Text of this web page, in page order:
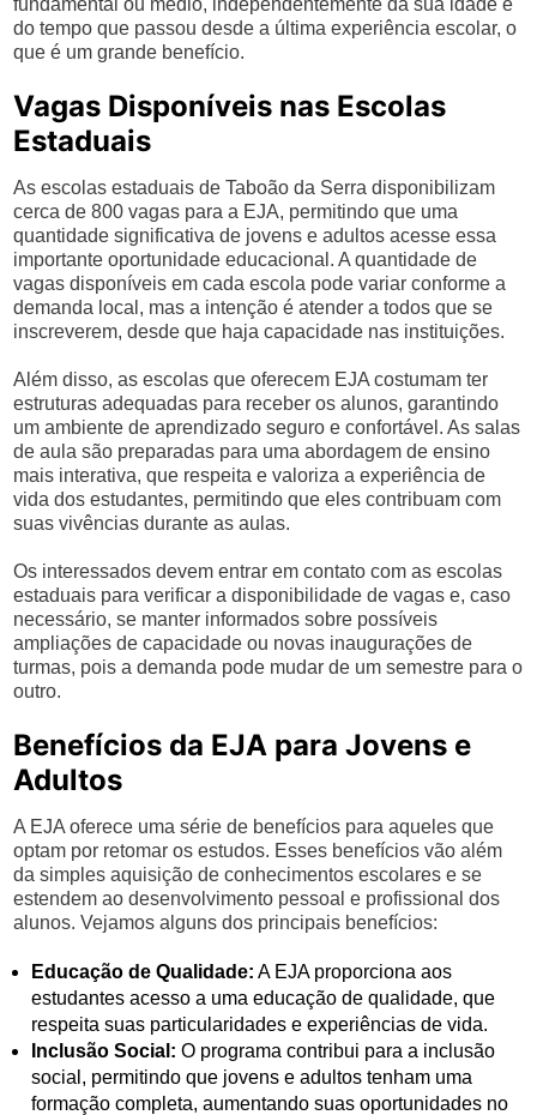
fundamental ou médio, independentemente da sua idade e
do tempo que passou desde a última experiência escolar, o
que é um grande benefício.
Vagas Disponíveis nas Escolas
Estaduais
As escolas estaduais de Taboão da Serra disponibilizam
cerca de 800 vagas para a EJA, permitindo que uma
quantidade significativa de jovens e adultos acesse essa
importante oportunidade educacional. A quantidade de
vagas disponíveis em cada escola pode variar conforme a
demanda local, mas a intenção é atender a todos que se
inscreverem, desde que haja capacidade nas instituições.
Além disso, as escolas que oferecem EJA costumam ter
estruturas adequadas para receber os alunos, garantindo
um ambiente de aprendizado seguro e confortável. As salas
de aula são preparadas para uma abordagem de ensino
mais interativa, que respeita e valoriza a experiência de
vida dos estudantes, permitindo que eles contribuam com
suas vivências durante as aulas.
Os interessados devem entrar em contato com as escolas
estaduais para verificar a disponibilidade de vagas e, caso
necessário, se manter informados sobre possíveis
ampliações de capacidade ou novas inaugurações de
turmas, pois a demanda pode mudar de um semestre para o
outro.
Benefícios da EJA para Jovens e
Adultos
A EJA oferece uma série de benefícios para aqueles que
optam por retomar os estudos. Esses benefícios vão além
da simples aquisição de conhecimentos escolares e se
estendem ao desenvolvimento pessoal e profissional dos
alunos. Vejamos alguns dos principais benefícios:
Educação de Qualidade: A EJA proporciona aos
estudantes acesso a uma educação de qualidade, que
respeita suas particularidades e experiências de vida.
Inclusão Social: O programa contribui para a inclusão
social, permitindo que jovens e adultos tenham uma
formação completa, aumentando suas oportunidades no